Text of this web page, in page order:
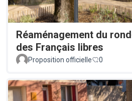
Réaménagement du
des Français libres
Proposition officielle 0